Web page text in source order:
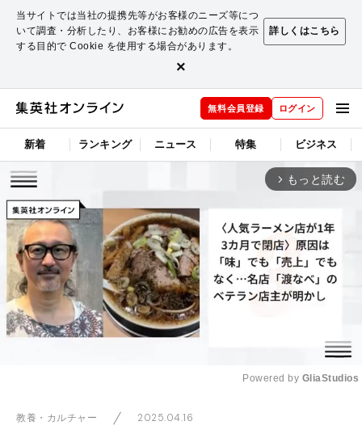
当サイトでは当社の提携先等がお客様のニーズ等につ
いて調査・分析したり、お客様にお勧めの広告を表示
する目的で Cookie を使用する場合があります。
詳しくはこちら
×
無料会員登録 ログイン
新着 ランキング ニュース 特集 ビジネス
arrow_forward_ios もっと読む
Powered by GliaStudios
教養・カルチャー 2025.04.16